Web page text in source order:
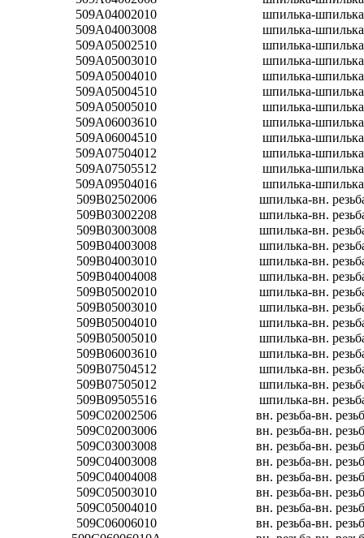
509A04002010
шпилька-шпилька
509A04003008
шпилька-шпилька
509A05002510
шпилька-шпилька
509A05003010
шпилька-шпилька
509A05004010
шпилька-шпилька
509A05004510
шпилька-шпилька
509A05005010
шпилька-шпилька
509A06003610
шпилька-шпилька
509A06004510
шпилька-шпилька
509A07504012
шпилька-шпилька
509A07505512
шпилька-шпилька
509A09504016
шпилька-шпилька
509B02502006
шпилька-вн.
509B03002208
шпилька-вн.
509B03003008
шпилька-вн.
509B04003008
шпилька-вн.
509B04003010
шпилька-вн.
509B04004008
шпилька-вн.
509B05002010
шпилька-вн.
509B05003010
шпилька-вн.
509B05004010
шпилька-вн.
509B05005010
шпилька-вн.
509B06003610
шпилька-вн.
509B07504512
шпилька-вн.
509B07505012
шпилька-вн.
509B09505516
шпилька-вн.
509C02002506
вн. резьба-вн.
509C02003006
вн. резьба-вн.
509C03003008
вн. резьба-вн.
509C04003008
вн. резьба-вн.
509C04004008
вн. резьба-вн.
509C05003010
вн. резьба-вн.
509C05004010
вн. резьба-вн.
509C06006010
вн. резьба-вн.